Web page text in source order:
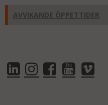
AVVIKANDE ÖPPETTIDER